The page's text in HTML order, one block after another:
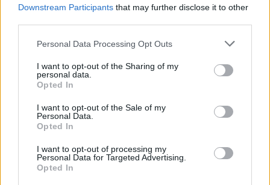
Downstream Participants that may further disclose it to other
Personal Data Processing Opt Outs
I want to opt-out of the Sharing of my
personal data.
Opted In
I want to opt-out of the Sale of my
Personal Data.
Opted In
I want to opt-out of processing my
Personal Data for Targeted Advertising.
Opted In
Tutti gli eventia Materia